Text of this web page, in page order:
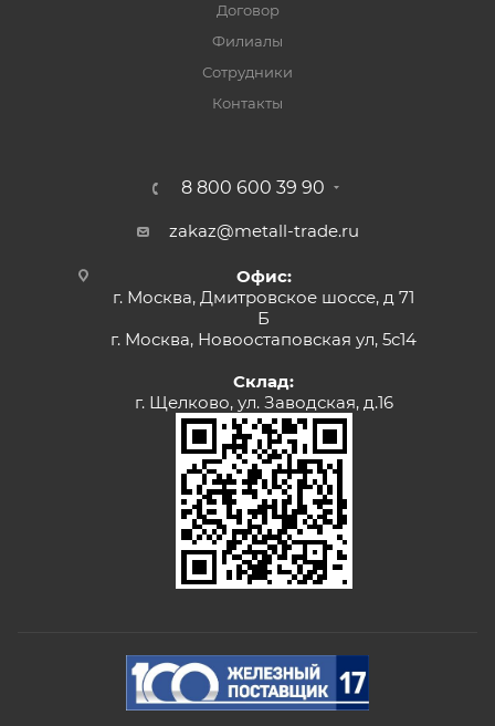
Договор
Филиалы
Сотрудники
Контакты
8 800 600 39 90
zakaz@metall-trade.ru
Офис:
г. Москва, Дмитровское шоссе, д 71
Б
г. Москва, Новоостаповская ул, 5с14
Склад:
г. Щелково, ул. Заводская, д.16